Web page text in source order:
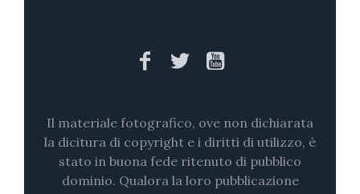
Il materiale fotografico, ove non dichiarata
la dicitura di copyright e i diritti di utilizzo, è
stato in buona fede ritenuto di pubblico
dominio. Qualora la loro pubblicazione